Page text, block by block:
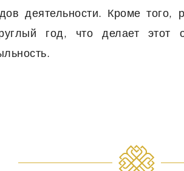
деятельности. Кроме
год, что делает этот